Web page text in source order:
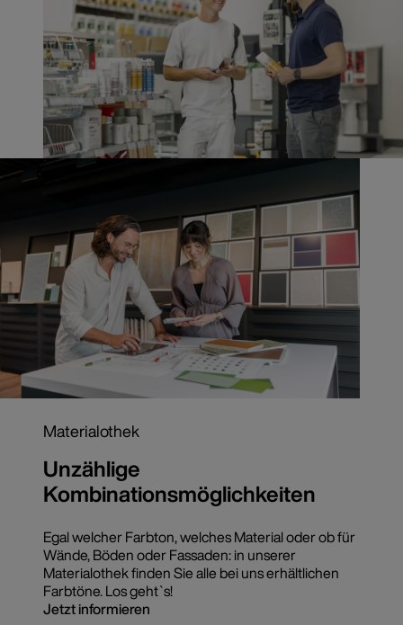
Materialothek
Unzählige
Kombinationsmöglichkeiten
Egal welcher Farbton, welches Material oder ob für
Wände, Böden oder Fassaden: in unserer
Materialothek finden Sie alle bei uns erhältlichen
Farbtöne. Los geht`s!
Jetzt informieren